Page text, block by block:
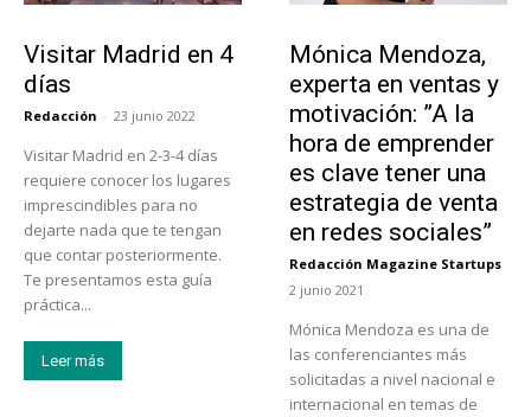
Visitar Madrid en 4
días
Redacción - 23 junio 2022
Visitar Madrid en 2-3-4 días
requiere conocer los lugares
imprescindibles para no
dejarte nada que te tengan
que contar posteriormente.
Te presentamos esta guía
práctica...
Leer más
Mónica Mendoza,
experta en ventas y
motivación: ”A la
hora de emprender
es clave tener una
estrategia de venta
en redes sociales”
Redacción Magazine Startups
-
2 junio 2021
Mónica Mendoza es una de
las conferenciantes más
solicitadas a nivel nacional e
internacional en temas de